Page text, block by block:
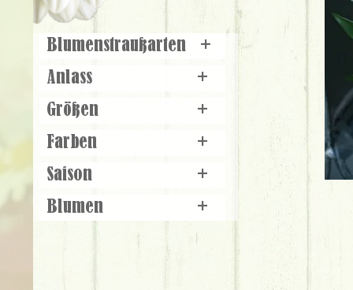
Blumenstraußarten
+
Anlass
+
Größen
+
Farben
+
Saison
+
Blumen
+